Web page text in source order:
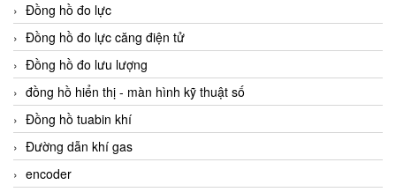
Đồng hồ đo lực
Đồng hồ đo lực căng điện tử
Đồng hồ đo lưu lượng
đồng hồ hiển thị - màn hình kỹ thuật số
Đồng hồ tuabin khí
Đường dẫn khí gas
encoder